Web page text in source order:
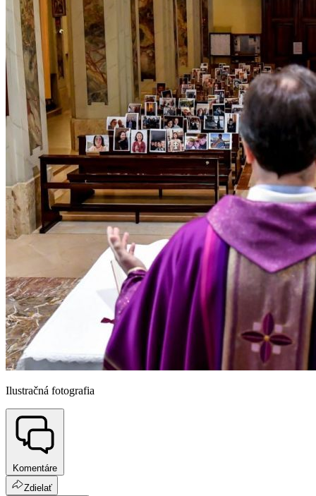
Ilustračná fotografia
Komentáre
Zdielať